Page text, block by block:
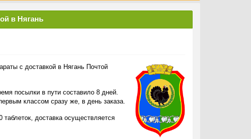
в Нягань
с доставкой в Нягань Почтой
посылки в пути составило 8 дней.
классом сразу же, в день заказа.
таблеток, доставка осуществляется